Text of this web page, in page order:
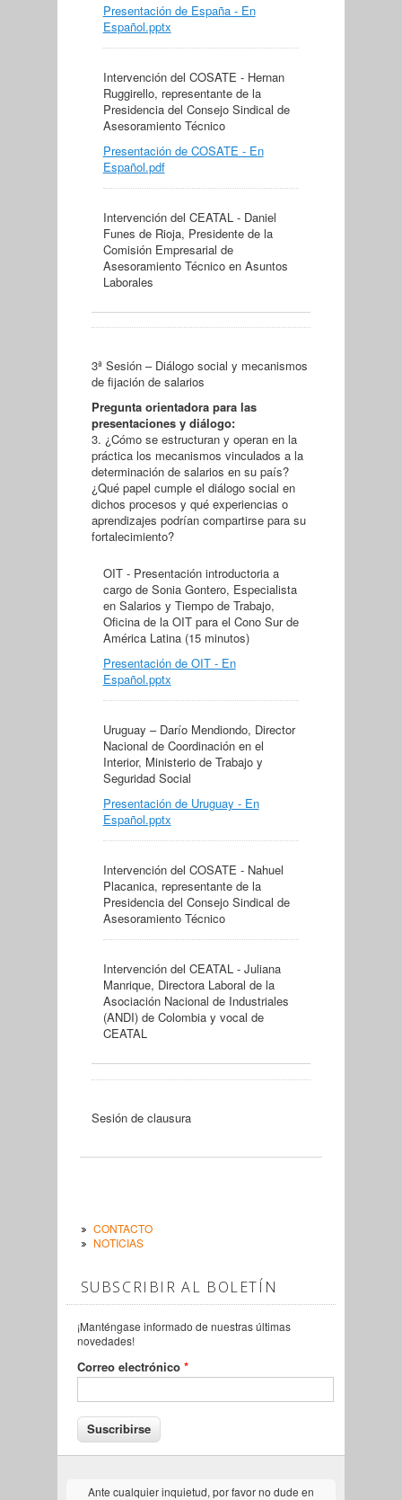
Presentación de España - En
Español.pptx
Intervención del COSATE - Hernan
Ruggirello, representante de la
Presidencia del Consejo Sindical de
Asesoramiento Técnico
Presentación de COSATE - En
Español.pdf
Intervención del CEATAL - Daniel
Funes de Rioja, Presidente de la
Comisión Empresarial de
Asesoramiento Técnico en Asuntos
Laborales
3ª Sesión – Diálogo social y mecanismos
de fijación de salarios
Pregunta orientadora para las
presentaciones y diálogo:
3. ¿Cómo se estructuran y operan en la
práctica los mecanismos vinculados a la
determinación de salarios en su país?
¿Qué papel cumple el diálogo social en
dichos procesos y qué experiencias o
aprendizajes podrían compartirse para su
fortalecimiento?
OIT - Presentación introductoria a
cargo de Sonia Gontero, Especialista
en Salarios y Tiempo de Trabajo,
Oficina de la OIT para el Cono Sur de
América Latina (15 minutos)
Presentación de OIT - En
Español.pptx
Uruguay – Darío Mendiondo, Director
Nacional de Coordinación en el
Interior, Ministerio de Trabajo y
Seguridad Social
Presentación de Uruguay - En
Español.pptx
Intervención del COSATE - Nahuel
Placanica, representante de la
Presidencia del Consejo Sindical de
Asesoramiento Técnico
Intervención del CEATAL - Juliana
Manrique, Directora Laboral de la
Asociación Nacional de Industriales
(ANDI) de Colombia y vocal de
CEATAL
Sesión de clausura
CONTACTO
NOTICIAS
SUBSCRIBIR AL BOLETÍN
¡Manténgase informado de nuestras últimas
novedades!
Correo electrónico *
Ante cualquier inquietud, por favor no dude en